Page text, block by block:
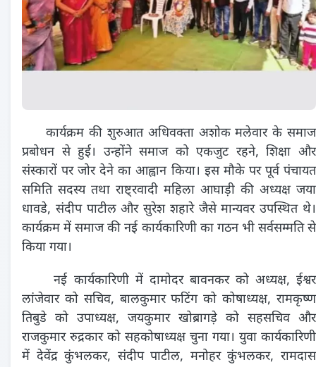
कार्यक्रम की शुरुआत अधिवक्ता अशोक मलेवार के समाज
प्रबोधन से हुई। उन्होंने समाज को एकजुट रहने, शिक्षा और
संस्कारों पर जोर देने का आह्वान किया। इस मौके पर पूर्व पंचायत
समिति सदस्य तथा राष्ट्रवादी महिला आघाड़ी की अध्यक्ष जया
धावडे, संदीप पाटील और सुरेश शहारे जैसे मान्यवर उपस्थित थे।
कार्यक्रम में समाज की नई कार्यकारिणी का गठन भी सर्वसम्मति से
किया गया।
नई कार्यकारिणी में दामोदर बावनकर को अध्यक्ष, ईश्वर
लांजेवार को सचिव, बालकुमार फटिंग को कोषाध्यक्ष, रामकृष्ण
तिबुडे को उपाध्यक्ष, जयकुमार खोब्रागड़े को सहसचिव और
राजकुमार रुद्रकार को सहकोषाध्यक्ष चुना गया। युवा कार्यकारिणी
में देवेंद्र कुंभलकर, संदीप पाटील, मनोहर कुंभलकर, रामदास